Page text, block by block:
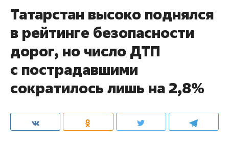
Татарстан высоко поднялся
в рейтинге безопасности
дорог, но число ДТП
с пострадавшими
сократилось лишь на 2,8%